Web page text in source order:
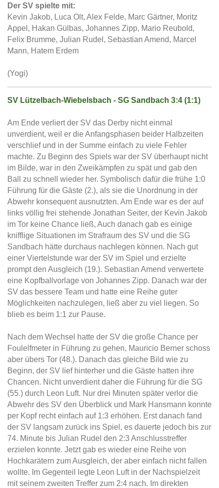
Der SV spielte mit:
Kevin Jakob, Luca Olt, Alex Felde, Marc Gärtner, Moritz
Appel, Hakan Gülbas, Johannes Zipp, Mario Reubold,
Felix Brumme, Julian Rudel, Sebastian Amend, Marcel
Mann, Hatem Erdem
(Yogi)
SV Lützelbach-Wiebelsbach - SG Sandbach 3:4 (1:1)
Am Ende verliert der SV das Derby nicht einmal
unverdient, weil er die Anfangsphasen beider Halbzeiten
verschlief und in der Summe einfach zu viele Fehler
machte. Zu Beginn des Spiels war der SV überhaupt nicht
im Bilde, war in den Zweikämpfen zu spät und gab den
Ball zu schnell wieder her. Symbolisch dafür die frühe 1:0
Führung für die Gäste (2.), als sie die Unordnung in der
Abwehr konsequent ausnutzten. Am Ende war es der auf
links völlig frei stehende Jonathan Seiter, der Kevin Jakob
im Tor keine Chance ließ, Auch danach gab es einige
knifflige Situationen im Strafraum des SV und die SG
Sandbach hätte durchaus nachlegen können. Nach gut
einer Viertelstunde war der SV im Spiel und erzielte
prompt den Ausgleich (19.). Sebastian Amend verwertete
eine Kopfballvorlage von Johannes Zipp. Danach war der
SV das bessere Team und hatte eine Reihe guter
Möglichkeiten nachzulegen, ließ aber zu viel liegen. So
blieb es beim 1:1 zur Pause.
Nach dem Wechsel hatte der SV die große Chance per
Foulelfmeter in Führung zu gehen, Mauricio Berner schoss
aber übers Tor (48.). Danach das gleiche Bild wie zu
Beginn, der SV lief hinterher und die Gäste hatten ihre
Chancen. Nicht unverdient daher die Führung für die SG
(55.) durch Leon Luft. Nur drei Minuten später verlor die
Abwehr des SV den Überblick und Mark Hansmann konnte
per Kopf recht einfach auf 1:3 erhöhen. Erst danach fand
der SV langsam zurück ins Spiel, es dauerte jedoch bis zur
74. Minute bis Julian Rudel den 2:3 Anschlusstreffer
erzielen konnte. Jetzt gab es wieder eine Reihe von
Hochkarätern zum Ausgleich, der aber einfach nicht fallen
wollte. Im Gegenteil legte Leon Luft in der Nachspielzeit
mit seinem zweiten Treffer zum 2:4 nach. Im direkten